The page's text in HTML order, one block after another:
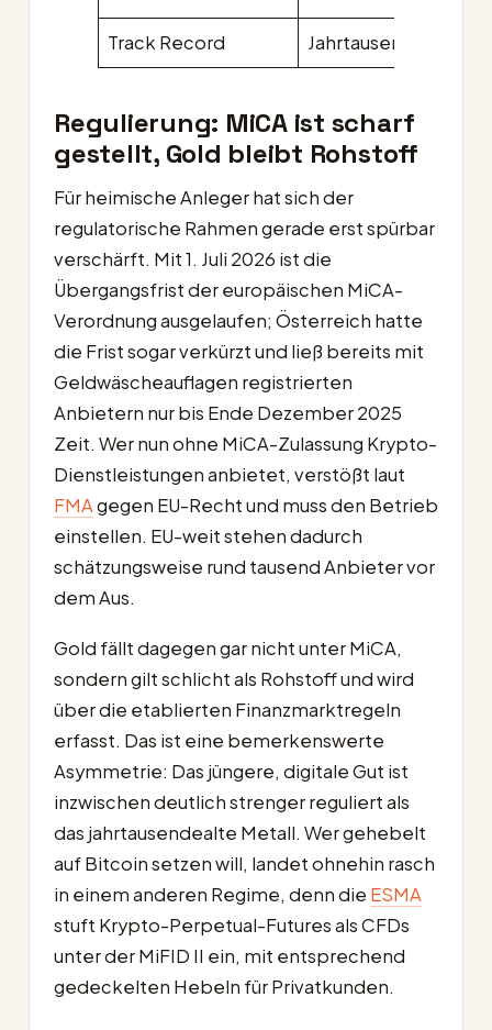
Track Record Jahrtausende
Regulierung: MiCA ist scharf
gestellt, Gold bleibt Rohstoff
Für heimische Anleger hat sich der
regulatorische Rahmen gerade erst spürbar
verschärft. Mit 1. Juli 2026 ist die
Übergangsfrist der europäischen MiCA-
Verordnung ausgelaufen; Österreich hatte
die Frist sogar verkürzt und ließ bereits mit
Geldwäscheauflagen registrierten
Anbietern nur bis Ende Dezember 2025
Zeit. Wer nun ohne MiCA-Zulassung Krypto-
Dienstleistungen anbietet, verstößt laut
FMAgegen EU-Recht und muss den Betrieb
einstellen. EU-weit stehen dadurch
schätzungsweise rund tausend Anbieter vor
dem Aus.
Gold fällt dagegen gar nicht unter MiCA,
sondern gilt schlicht als Rohstoff und wird
über die etablierten Finanzmarktregeln
erfasst. Das ist eine bemerkenswerte
Asymmetrie: Das jüngere, digitale Gut ist
inzwischen deutlich strenger reguliert als
das jahrtausendealte Metall. Wer gehebelt
auf Bitcoin setzen will, landet ohnehin rasch
in einem anderen Regime, denn die ESMA
stuft Krypto-Perpetual-Futures als CFDs
unter der MiFID II ein, mit entsprechend
gedeckelten Hebeln für Privatkunden.